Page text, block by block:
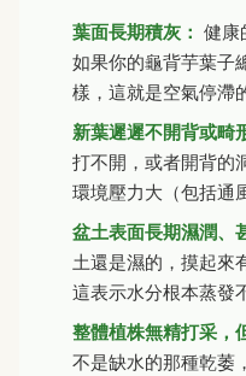
葉面長期積灰： 健康
如果你的龜背芋葉子
樣，這就是空氣停滯
新葉遲遲不開背或畸
打不開，或者開背的
環境壓力大（包括通
盆土表面長期濕潤、
土還是濕的，摸起來
這表示水分根本蒸發
整體植株無精打采，
不是缺水的那種乾萎